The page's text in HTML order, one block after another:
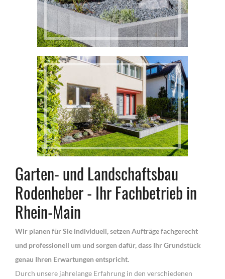
Garten- und Landschaftsbau
Rodenheber - Ihr Fachbetrieb in
Rhein-Main
Wir planen für Sie individuell, setzen Aufträge fachgerecht
und professionell um und sorgen dafür, dass Ihr Grundstück
genau Ihren Erwartungen entspricht.
Durch unsere jahrelange Erfahrung in den verschiedenen